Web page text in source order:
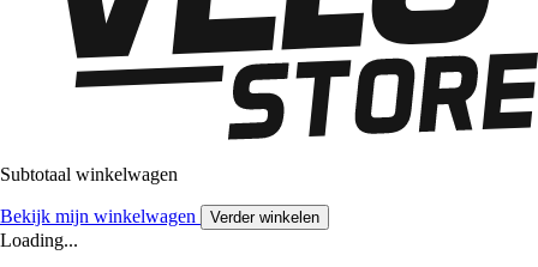
Subtotaal winkelwagen
Bekijk mijn winkelwagen Verder winkelen
Loading...